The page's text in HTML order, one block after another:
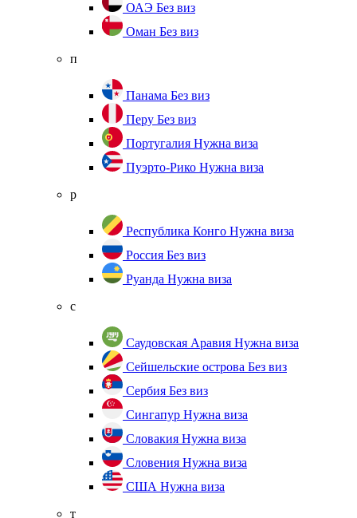
ОАЭ Без виз
Оман Без виз
п
Панама Без виз
Перу Без виз
Португалия Нужна виза
Пуэрто-Рико Нужна виза
р
Республика Конго Нужна виза
Россия Без виз
Руанда Нужна виза
с
Саудовская Аравия Нужна виза
Сейшельские острова Без виз
Сербия Без виз
Сингапур Нужна виза
Словакия Нужна виза
Словения Нужна виза
США Нужна виза
т